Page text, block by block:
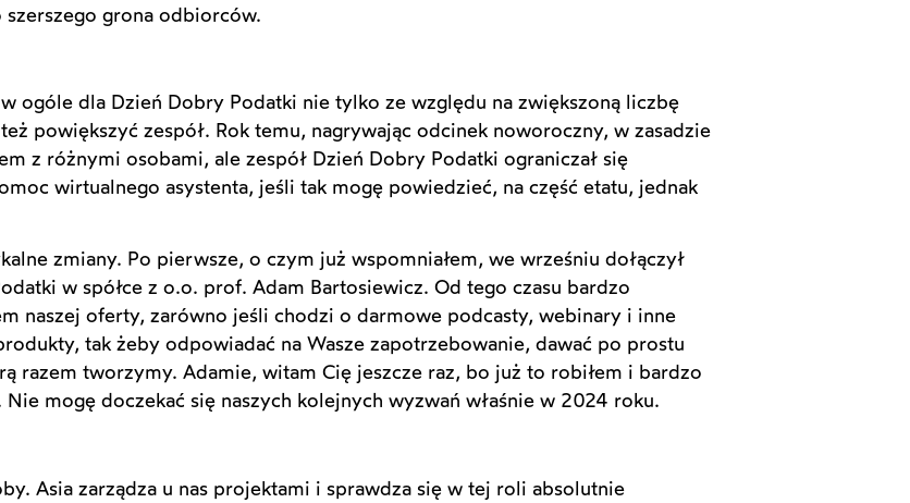
grona odbiorców.
ogóle dla Dzień Dobry Podatki nie tylko ze względu na zwiększoną liczbę
powiększyć zespół. Rok temu, nagrywając odcinek noworoczny, w zasadzie
z różnymi osobami, ale zespół Dzień Dobry Podatki ograniczał się
wirtualnego asystenta, jeśli tak mogę powiedzieć, na część etatu, jednak
zmiany. Po pierwsze, o czym już wspomniałem, we wrześniu dołączył
w spółce z o.o. prof. Adam Bartosiewicz. Od tego czasu bardzo
naszej oferty, zarówno jeśli chodzi o darmowe podcasty, webinary i inne
tak żeby odpowiadać na Wasze zapotrzebowanie, dawać po prostu
razem tworzymy. Adamie, witam Cię jeszcze raz, bo już to robiłem i bardzo
mogę doczekać się naszych kolejnych wyzwań właśnie w 2024 roku.
Asia zarządza u nas projektami i sprawdza się w tej roli absolutnie